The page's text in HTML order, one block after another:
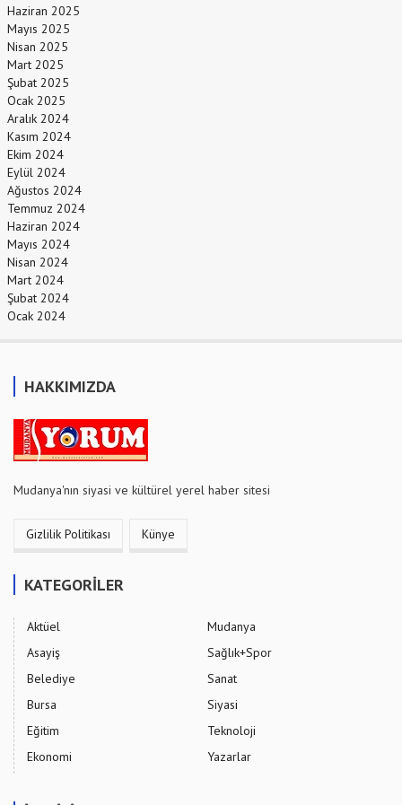
Haziran 2025
Mayıs 2025
Nisan 2025
Mart 2025
Şubat 2025
Ocak 2025
Aralık 2024
Kasım 2024
Ekim 2024
Eylül 2024
Ağustos 2024
Temmuz 2024
Haziran 2024
Mayıs 2024
Nisan 2024
Mart 2024
Şubat 2024
Ocak 2024
HAKKIMIZDA
Mudanya'nın siyasi ve kültürel yerel haber sitesi
Gizlilik Politikası Künye
KATEGORİLER
Aktüel
Asayiş
Belediye
Bursa
Eğitim
Ekonomi
Mudanya
Sağlık+Spor
Sanat
Siyasi
Teknoloji
Yazarlar